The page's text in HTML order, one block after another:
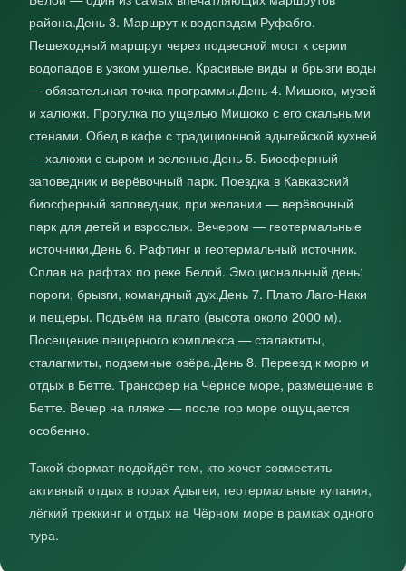
района.День 3. Маршрут к водопадам Руфабго.
Пешеходный маршрут через подвесной мост к серии
водопадов в узком ущелье. Красивые виды и брызги воды
— обязательная точка программы.День 4. Мишоко, музей
и халюжи. Прогулка по ущелью Мишоко с его скальными
стенами. Обед в кафе с традиционной адыгейской кухней
— халюжи с сыром и зеленью.День 5. Биосферный
заповедник и верёвочный парк. Поездка в Кавказский
биосферный заповедник, при желании — верёвочный
парк для детей и взрослых. Вечером — геотермальные
источники.День 6. Рафтинг и геотермальный источник.
Сплав на рафтах по реке Белой. Эмоциональный день:
пороги, брызги, командный дух.День 7. Плато Лаго‑Наки
и пещеры. Подъём на плато (высота около 2000 м).
Посещение пещерного комплекса — сталактиты,
сталагмиты, подземные озёра.День 8. Переезд к морю и
отдых в Бетте. Трансфер на Чёрное море, размещение в
Бетте. Вечер на пляже — после гор море ощущается
особенно.
Такой формат подойдёт тем, кто хочет совместить
активный отдых в горах Адыгеи, геотермальные купания,
лёгкий треккинг и отдых на Чёрном море в рамках одного
тура.